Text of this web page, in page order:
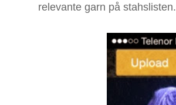
relevante garn på stahslisten.